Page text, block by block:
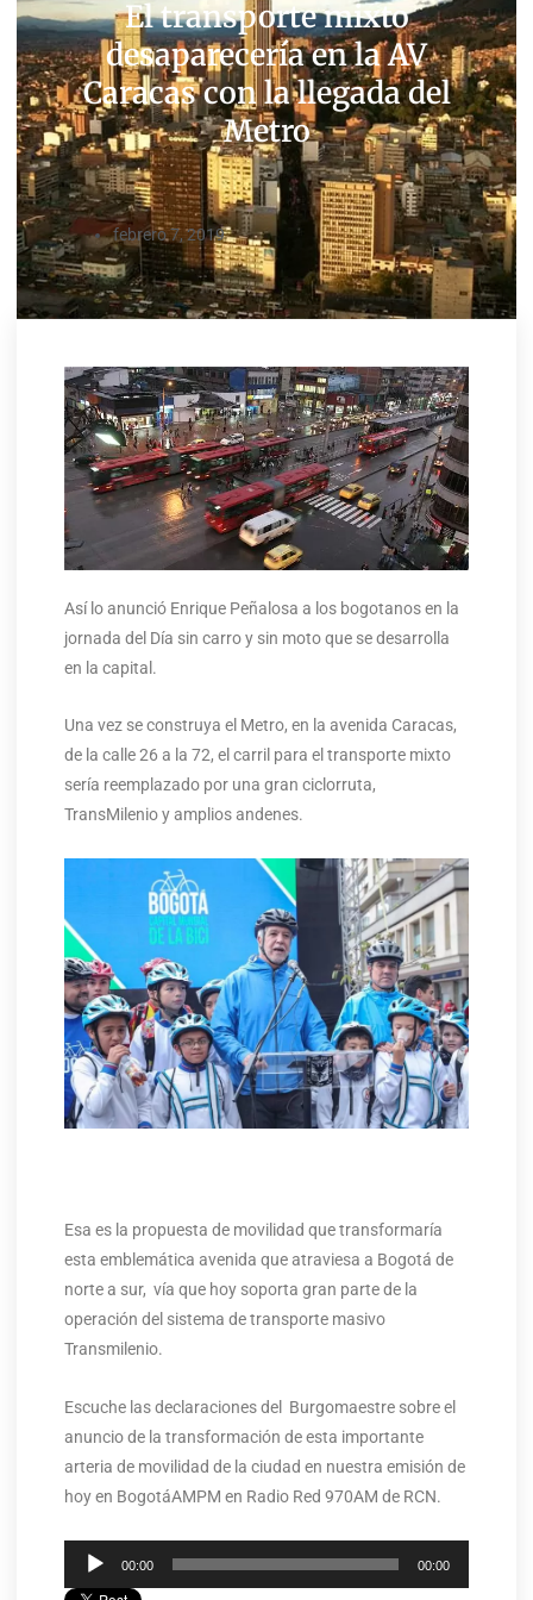
El transporte mixto
desaparecería en la AV
Caracas con la llegada del
Metro
febrero 7, 2019
Así lo anunció Enrique Peñalosa a los bogotanos en la
jornada del Día sin carro y sin moto que se desarrolla
en la capital.
Una vez se construya el Metro, en la avenida Caracas,
de la calle 26 a la 72, el carril para el transporte mixto
sería reemplazado por una gran ciclorruta,
TransMilenio y amplios andenes.
Esa es la propuesta de movilidad que transformaría
esta emblemática avenida que atraviesa a Bogotá de
norte a sur, vía que hoy soporta gran parte de la
operación del sistema de transporte masivo
Transmilenio.
Escuche las declaraciones del Burgomaestre sobre el
anuncio de la transformación de esta importante
arteria de movilidad de la ciudad en nuestra emisión de
hoy en BogotáAMPM en Radio Red 970AM de RCN.
Reproductor
00:00 00:00